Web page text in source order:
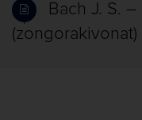
Bach J. S.
(zongorakivonat)